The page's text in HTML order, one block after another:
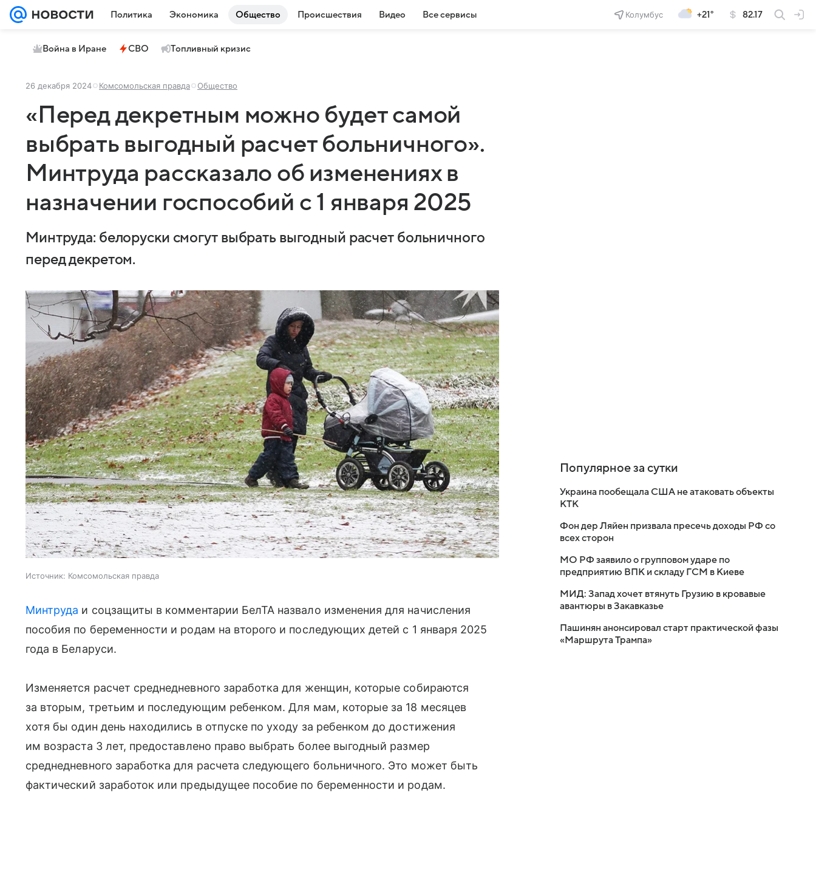
Политика Экономика Общество Происшествия Видео Все сервисы Колумбус +21° 82.17
Война в Иране СВО Топливный кризис
26 декабря 2024 Комсомольская правда Общество
«Перед декретным можно будет самой
выбрать выгодный расчет больничного».
Минтруда рассказало об изменениях в
назначении госпособий с 1 января 2025
Минтруда: белоруски смогут выбрать выгодный расчет больничного
перед декретом.
Источник: Комсомольская правда
Минтруда и соцзащиты в комментарии БелТА назвало изменения для начисления
пособия по беременности и родам на второго и последующих детей с 1 января 2025
года в Беларуси.
Изменяется расчет среднедневного заработка для женщин, которые собираются
за вторым, третьим и последующим ребенком. Для мам, которые за 18 месяцев
хотя бы один день находились в отпуске по уходу за ребенком до достижения
им возраста 3 лет, предоставлено право выбрать более выгодный размер
среднедневного заработка для расчета следующего больничного. Это может быть
фактический заработок или предыдущее пособие по беременности и родам.
Популярное за сутки
Украина пообещала США не атаковать объекты
КТК
Фон дер Ляйен призвала пресечь доходы РФ со
всех сторон
МО РФ заявило о групповом ударе по
предприятию ВПК и складу ГСМ в Киеве
МИД: Запад хочет втянуть Грузию в кровавые
авантюры в Закавказье
Пашинян анонсировал старт практической фазы
«Маршрута Трампа»